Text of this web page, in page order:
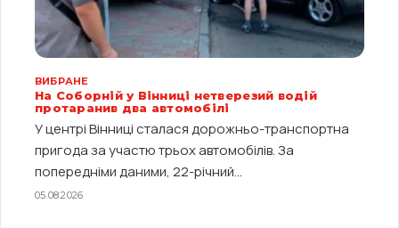
ВИБРАНЕ
На Соборній у Вінниці нетверезий водій
протаранив два автомобілі
У центрі Вінниці сталася дорожньо-транспортна
пригода за участю трьох автомобілів. За
попередніми даними, 22-річний...
05.08.2026